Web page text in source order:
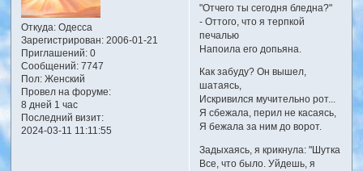
Откуда:Одесса
Зарегистрирован: 2006-01-21
Приглашений:0
Сообщений:7747
Пол:Женский
Провел на форуме:
8 дней 1 час
Последний визит:
2024-03-11 11:11:55
"Отчего ты сегодня бледна?"
- Оттого, что я терпкой
печалью
Напоила его допьяна.
Как забуду? Он вышел,
шатаясь,
Искривился мучительно рот...
Я сбежала, перил не касаясь,
Я бежала за ним до ворот.
Задыхаясь, я крикнула: "Шутка
Все, что было. Уйдешь, я